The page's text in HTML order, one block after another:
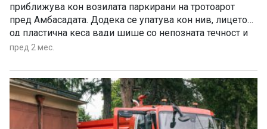
приближува кон возилата паркирани на тротоарот
пред Амбасадата. Додека се упатува кон нив, лицето
од пластична кеса вади шише со непозната течност и
ги полева возилата. Потоа се гледа како предниот дел
предизвика запалувањето бега.
пред 2 мес.